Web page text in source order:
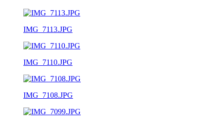
IMG_7113.JPG
IMG_7110.JPG
IMG_7108.JPG